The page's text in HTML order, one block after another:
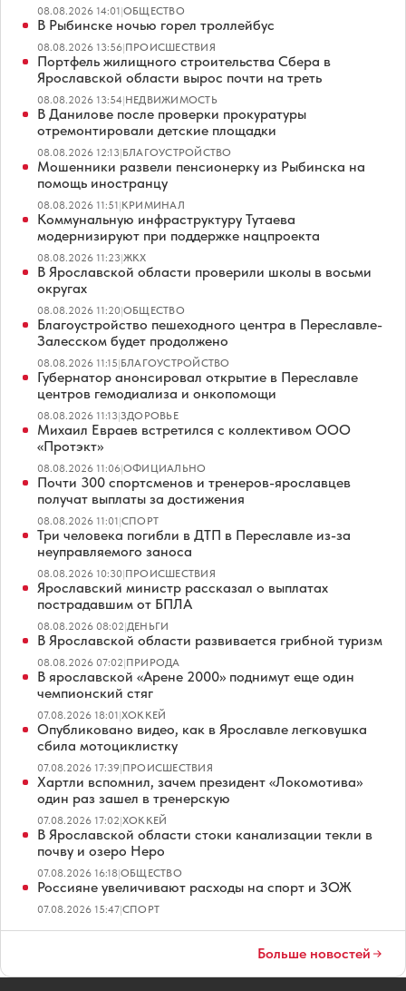
08.08.2026 14:01|ОБЩЕСТВО
В Рыбинске ночью горел троллейбус
08.08.2026 13:56|ПРОИСШЕСТВИЯ
Портфель жилищного строительства Сбера в
Ярославской области вырос почти на треть
08.08.2026 13:54|НЕДВИЖИМОСТЬ
В Данилове после проверки прокуратуры
отремонтировали детские площадки
08.08.2026 12:13|БЛАГОУСТРОЙСТВО
Мошенники развели пенсионерку из Рыбинска на
помощь иностранцу
08.08.2026 11:51|КРИМИНАЛ
Коммунальную инфраструктуру Тутаева
модернизируют при поддержке нацпроекта
08.08.2026 11:23|ЖКХ
В Ярославской области проверили школы в восьми
округах
08.08.2026 11:20|ОБЩЕСТВО
Благоустройство пешеходного центра в Переславле-
Залесском будет продолжено
08.08.2026 11:15|БЛАГОУСТРОЙСТВО
Губернатор анонсировал открытие в Переславле
центров гемодиализа и онкопомощи
08.08.2026 11:13|ЗДОРОВЬЕ
Михаил Евраев встретился с коллективом ООО
«Протэкт»
08.08.2026 11:06|ОФИЦИАЛЬНО
Почти 300 спортсменов и тренеров-ярославцев
получат выплаты за достижения
08.08.2026 11:01|СПОРТ
Три человека погибли в ДТП в Переславле из-за
неуправляемого заноса
08.08.2026 10:30|ПРОИСШЕСТВИЯ
Ярославский министр рассказал о выплатах
пострадавшим от БПЛА
08.08.2026 08:02|ДЕНЬГИ
В Ярославской области развивается грибной туризм
08.08.2026 07:02|ПРИРОДА
В ярославской «Арене 2000» поднимут еще один
чемпионский стяг
07.08.2026 18:01|ХОККЕЙ
Опубликовано видео, как в Ярославле легковушка
сбила мотоциклистку
07.08.2026 17:39|ПРОИСШЕСТВИЯ
Хартли вспомнил, зачем президент «Локомотива»
один раз зашел в тренерскую
07.08.2026 17:02|ХОККЕЙ
В Ярославской области стоки канализации текли в
почву и озеро Неро
07.08.2026 16:18|ОБЩЕСТВО
Россияне увеличивают расходы на спорт и ЗОЖ
07.08.2026 15:47|СПОРТ
Больше новостей